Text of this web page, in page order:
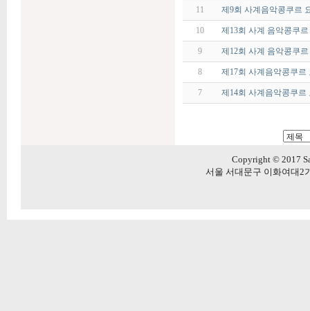
11 제9회 사계음악콩쿠르
10 제13회 사계 음악콩쿠
9 제12회 사계 음악콩쿠
8 제17회 사계음악콩쿠르
7 제14회 사계음악콩쿠르
Copyright © 2017
서울 서대문구 이화여대2